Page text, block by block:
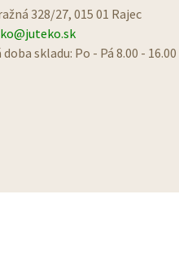
328/27, 015 01 Rajec
doba skladu: Po - Pá 8.00 -